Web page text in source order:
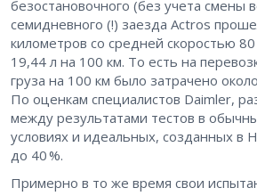
безостановочного (без учета смены
семидневного (!) заезда Actros
километров со средней скоростью
19,44 л на 100 км. То есть на
груза на 100 км было затрачено
По оценкам специалистов Daimler,
между результатами тестов в
условиях и идеальных, созданных в
до 40 %.
Примерно в то же время свои